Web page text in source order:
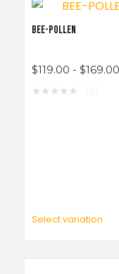
BEE-POLLEN
$119.00 - $169.00
★★★★★
Select variation